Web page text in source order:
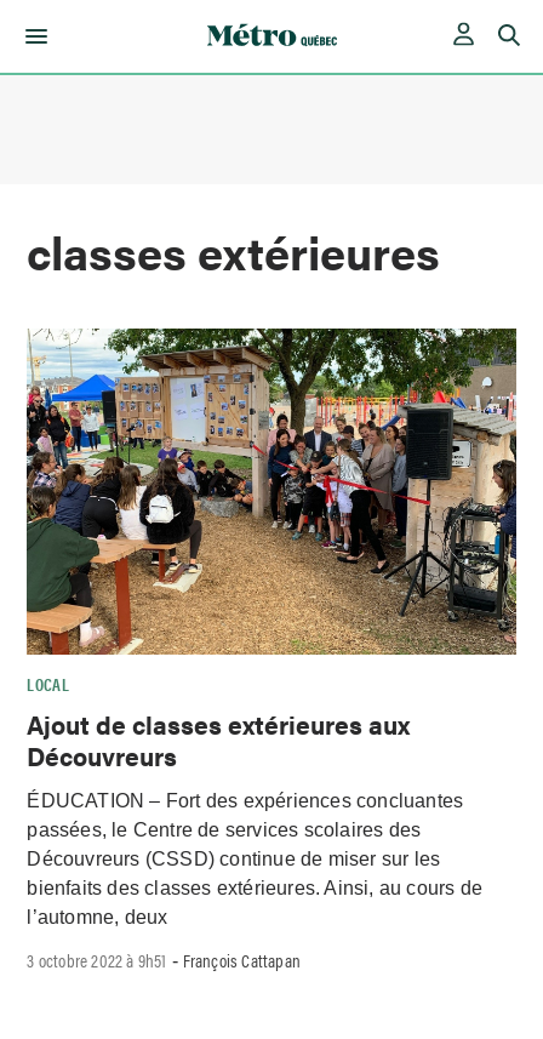
classes extérieures
LOCAL
Ajout de classes extérieures aux
Découvreurs
ÉDUCATION – Fort des expériences concluantes
passées, le Centre de services scolaires des
Découvreurs (CSSD) continue de miser sur les
bienfaits des classes extérieures. Ainsi, au cours de
l’automne, deux
3 octobre 2022 à 9h51 - François Cattapan